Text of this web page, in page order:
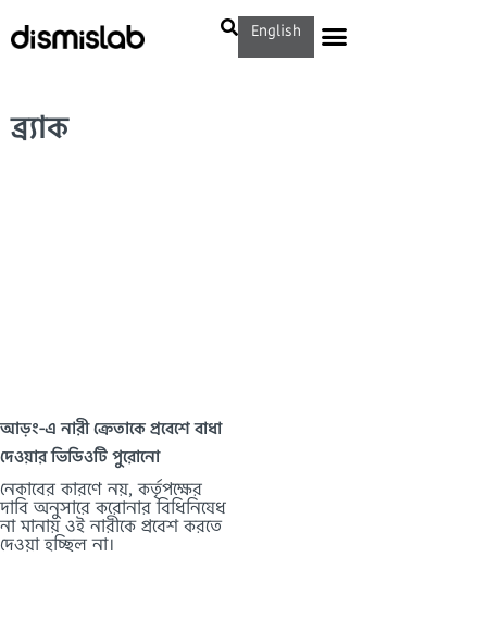
English
ব্র্যাক
আড়ং-এ নারী ক্রেতাকে প্রবেশে বাধা
দেওয়ার ভিডিওটি পুরোনো
নেকাবের কারণে নয়, কর্তৃপক্ষের
দাবি অনুসারে করোনার বিধিনিষেধ
না মানায় ওই নারীকে প্রবেশ করতে
দেওয়া হচ্ছিল না।